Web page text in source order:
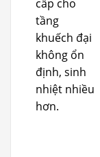
cấp cho
tầng
khuếch đại
không ổn
định, sinh
nhiệt nhiều
hơn.